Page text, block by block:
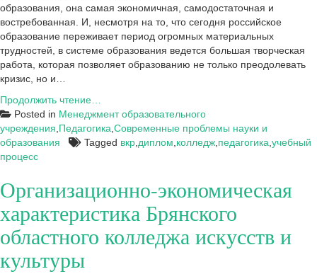
образования, она самая экономичная, самодостаточная и
востребованная. И, несмотря на то, что сегодня российское
образование переживает период огромных материальных
трудностей, в системе образования ведется большая творческая
работа, которая позволяет образованию не только преодолевать
кризис, но и…
Продолжить чтение…
результатов
эффективности
образовательного
Posted in Менеджмент образовательного
учреждения Педагогика Современные проблемы науки и
образования
Tagged вкр диплом колледж педагогика учебный
процесс
Организационно-экономическая
характеристика Брянского
областного колледжа искусств и
культуры